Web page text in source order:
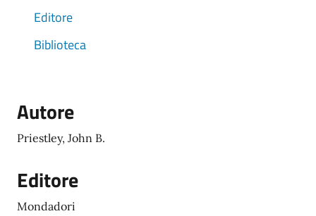
Editore
Biblioteca
Autore
Priestley, John B.
Editore
Mondadori